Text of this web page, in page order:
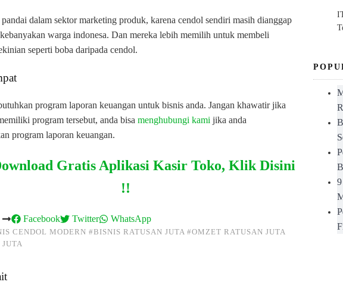
dalam sektor marketing produk, karena cendol sendiri masih dianggap
warga indonesa. Dan mereka lebih memilih untuk membeli
seperti boba daripada cendol.
program laporan keuangan untuk bisnis anda. Jangan khawatir jika
program tersebut, anda bisa menghubungi kami jika anda
program laporan keuangan.
Gratis Aplikasi Kasir Toko, Klik Disini
!!
Facebook Twitter WhatsApp
CENDOL MODERN #BISNIS RATUSAN JUTA #OMZET RATUSAN JUTA